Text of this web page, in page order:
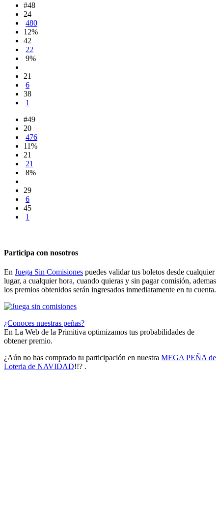
#48
24
480
12%
42
22
9%
21
6
38
1
#49
20
476
11%
21
21
8%
29
6
45
1
Participa con nosotros
En Juega Sin Comisiones puedes validar tus boletos desde cualquier
lugar, a cualquier hora, cuando quieras y sin pagar comisión, ademas
los premios obtenidos serán ingresados inmediatamente en tu cuenta.
¿Conoces nuestras peñas?
En La Web de la Primitiva optimizamos tus probabilidades de
obtener premio.
¿Aún no has comprado tu participación en nuestra MEGA PEÑA de
Loteria de NAVIDAD!!? .